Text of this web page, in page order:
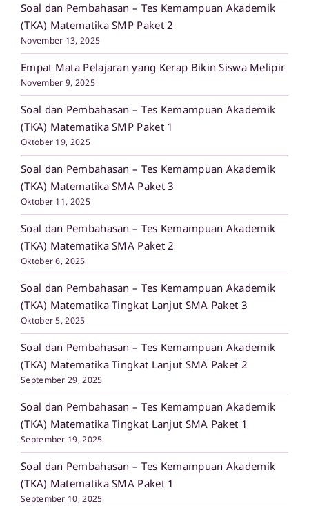
Soal dan Pembahasan – Tes Kemampuan Akademik
(TKA) Matematika SMP Paket 2
November 13, 2025
Empat Mata Pelajaran yang Kerap Bikin Siswa Melipir
November 9, 2025
Soal dan Pembahasan – Tes Kemampuan Akademik
(TKA) Matematika SMP Paket 1
Oktober 19, 2025
Soal dan Pembahasan – Tes Kemampuan Akademik
(TKA) Matematika SMA Paket 3
Oktober 11, 2025
Soal dan Pembahasan – Tes Kemampuan Akademik
(TKA) Matematika SMA Paket 2
Oktober 6, 2025
Soal dan Pembahasan – Tes Kemampuan Akademik
(TKA) Matematika Tingkat Lanjut SMA Paket 3
Oktober 5, 2025
Soal dan Pembahasan – Tes Kemampuan Akademik
(TKA) Matematika Tingkat Lanjut SMA Paket 2
September 29, 2025
Soal dan Pembahasan – Tes Kemampuan Akademik
(TKA) Matematika Tingkat Lanjut SMA Paket 1
September 19, 2025
Soal dan Pembahasan – Tes Kemampuan Akademik
(TKA) Matematika SMA Paket 1
September 10, 2025